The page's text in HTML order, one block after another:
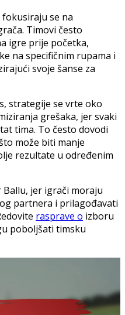
se na
Timovi često
igre prije početka,
na specifičnim rupama i
svoje šanse za
strategije se vrte oko
grešaka, jer svaki
tima. To često dovodi
može biti manje
rezultate u određenim
Ballu, jer igrači moraju
partnera i prilagođavati
rasprave o izboru
poboljšati timsku